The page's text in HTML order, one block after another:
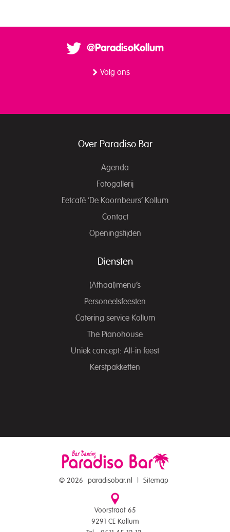
@ParadisoKollum
Volg ons
Over Paradiso Bar
Agenda
Fotogallerij
Eetcafé ‘De Koornbeurs’ Kollum
Contact
Openingstijden
Diensten
(Afhaal)menu’s
Personeelsfeesten
Catering service Kollum
The Pianohouse
Uniek concept: All-in feest
Kerstpakketten
© 2026 paradisobar.nl Sitemap
Voorstraat 65
9291 CE Kollum